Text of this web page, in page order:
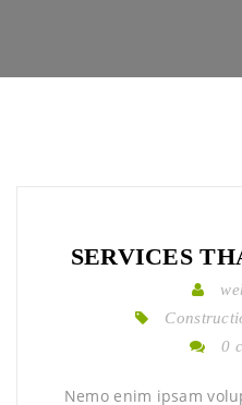
SERVICES
0
Nemo enim ipsam